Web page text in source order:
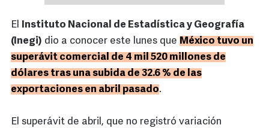
El Instituto Nacional de Estadística y Geografía
(Inegi) dio a conocer este lunes que México tuvo un
superávit comercial de 4 mil 520 millones de
dólares tras una subida de 32.6 % de las
exportaciones en abril pasado.
El superávit de abril, que no registró variación